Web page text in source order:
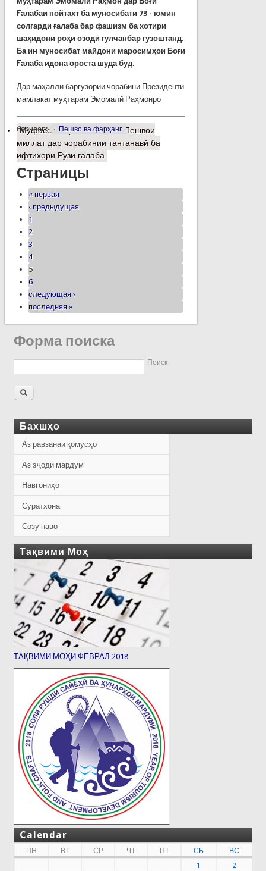
Ғалабаи пойтахт ба муносибати 73 - юмин
солгарди ғалаба бар фашизм ба хотири
шаҳидони роҳи озодӣ гулчанбар гузоштанд.
Ба ин муносибат майдони маросимҳои Боғи
Ғалаба идона ороста шуда буд.
Дар маҳалли баргузории чорабинӣ Президенти
мамлакат муҳтарам Эмомалӣ Раҳмонро
барчасп: Пешво ва фарҳанг
Муфассалтаро Иштироки Пешвои
миллат дар чорабинии тантанавӣ ба
ифтихори Рӯзи ғалаба
Страницы
« первая
‹ предыдущая
1
2
3
4
5
6
следующая ›
последняя »
Форма поиска
Поиск
Бахшҳо
Аз равзанаи қомусҳо
Аз эҷоди мардум
Навгониҳо
Суратхона
Созу наво
Тақвими Моҳ
ТАҚВИМИ МОҲИ ФЕВРАЛ 2018
Calendar
ПН ВТ СР ЧТ ПТ СБ
ВС
1
2